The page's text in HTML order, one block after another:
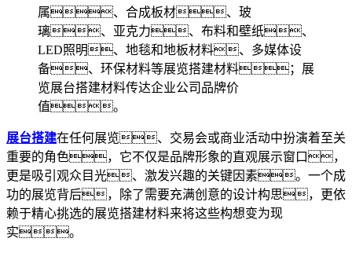
属、合成板材、玻
璃、亚克力、布料和壁纸、
LED照明、地毯和地板材料、多媒体设
备、环保材料等展览搭建材料；展
览展台搭建材料传达企业公司品牌价
值。
展台搭建在任何展览、交易会或商业活动中扮演着至关
重要的角色，它不仅是品牌形象的直观展示窗口，
更是吸引观众目光、激发兴趣的关键因素。一个成
功的展览背后，除了需要充满创意的设计构思，更依
赖于精心挑选的展览搭建材料来将这些构想变为现
实。